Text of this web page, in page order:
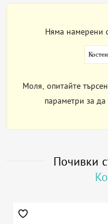
Няма намерени
Моля, опитайте
параметри за
Почивки